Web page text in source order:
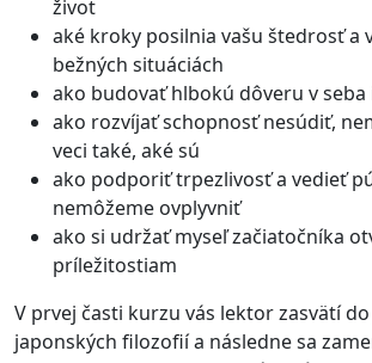
život
aké kroky posilnia vašu štedrosť a
bežných situáciách
ako budovať hlbokú dôveru v seba
ako rozvíjať schopnosť nesúdiť,
veci také, aké sú
ako podporiť trpezlivosť a vedieť
nemôžeme ovplyvniť
ako si udržať myseľ začiatočníka
príležitostiam
V prvej časti kurzu vás lektor zasvätí
japonských filozofií a následne sa